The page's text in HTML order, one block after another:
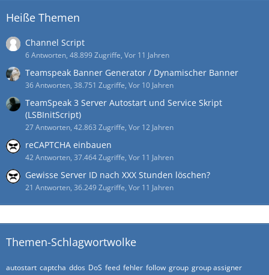
Heiße Themen
Channel Script
6 Antworten, 48.899 Zugriffe, Vor 11 Jahren
Teamspeak Banner Generator / Dynamischer Banner
36 Antworten, 38.751 Zugriffe, Vor 10 Jahren
TeamSpeak 3 Server Autostart und Service Skript
(LSBInitScript)
27 Antworten, 42.863 Zugriffe, Vor 12 Jahren
reCAPTCHA einbauen
42 Antworten, 37.464 Zugriffe, Vor 11 Jahren
Gewisse Server ID nach XXX Stunden löschen?
21 Antworten, 36.249 Zugriffe, Vor 11 Jahren
Themen-Schlagwortwolke
autostart captcha ddos DoS feed fehler follow group group assigner